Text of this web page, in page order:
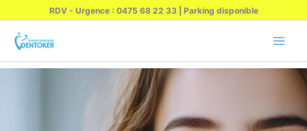
to
content
RDV - Urgence : 0475 68 22 33 | Parking disponible